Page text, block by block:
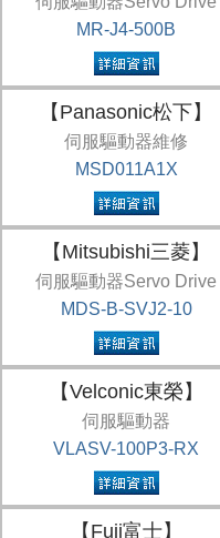
MR-J4-500B
【Panasonic松下】
伺服驅動器維修
MSD011A1X
【Mitsubishi三菱】
伺服驅動器Servo Drive
MDS-B-SVJ2-10
【Velconic東榮】
伺服驅動器
VLASV-100P3-RX
【Fuji富士】